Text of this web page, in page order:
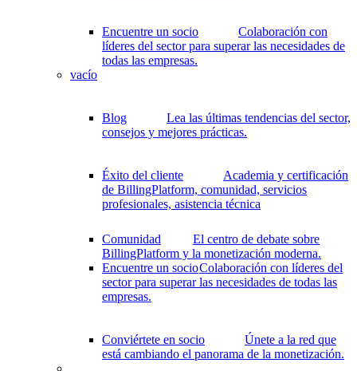
Encuentre un socio
Colaboración con
líderes del sector para superar las necesidades de
todas las empresas.
vacío
Blog
Lea las últimas tendencias del sector,
consejos y mejores prácticas.
Éxito del cliente
Academia y certificación
de BillingPlatform, comunidad, servicios
profesionales, asistencia técnica
Comunidad
El centro de debate sobre
BillingPlatform y la monetización moderna.
Encuentre un socioColaboración con líderes del
sector para superar las necesidades de todas las
empresas.
Conviértete en socio
Únete a la red que
está cambiando el panorama de la monetización.